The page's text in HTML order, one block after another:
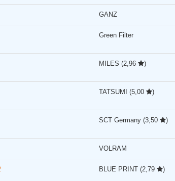
GANZ
Green Filter
MILES (2,96 )
TATSUMI (5,00 )
SCT Germany (3,50 )
VOLRAM
BLUE PRINT (2,79 )